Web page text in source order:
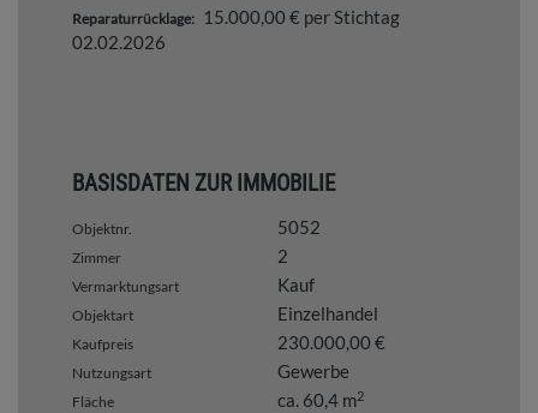
Reparaturrücklage: 15.000,00 € per Stichtag
02.02.2026
BASISDATEN ZUR IMMOBILIE
Objektnr. 5052
Zimmer 2
Vermarktungsart Kauf
Objektart Einzelhandel
Kaufpreis 230.000,00 €
Nutzungsart Gewerbe
Fläche ca. 60,4 m2